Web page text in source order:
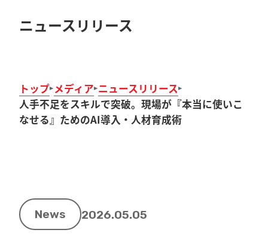
ニュースリリース
トップ メディア ニュースリリース
人手不足をスキルで突破。現場が『本当に使いこ
なせる』ためのAI導入・人材育成術
News 2026.05.05